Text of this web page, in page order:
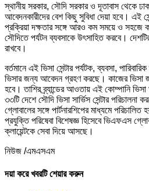
স্থানীয় সরকার, সৌদি সরকার ও দূতাবাস থেকে
আবেদনকারীদের বেশ কিছু সুবিধা দেয়া হবে। এই
প্রক্রিয়া দক্ষতার সঙ্গে আরও কম সময়ে ও
সৌদিতে পর্যটন ব্যবসাকে উৎসাহিত করবে।
রাখবে।
বর্তমানে এই ভিসা সেন্টার পর্যটক, ব্যবসা,
ভিসার জন্য আবেদন গ্রহণ করছে। কাজের ভিসা
হবে। তাশির ব্র্যান্ডের আওতায় এই কোম্পানি
৩৩টি দেশে সৌদি ভিসা সার্ভিস সেন্টার
গ্লোবালের সঙ্গে পার্টনারশিপের মাধ্যমে
প্রযুক্তি পরিষেবা বিশেষজ্ঞ হিসেবে ভিএফএস
ক্লায়েন্টকে সেবা দিয়ে আসছে।
নিউজ /এমএসএম
দয়া করে খবরটি শেয়ার করুন